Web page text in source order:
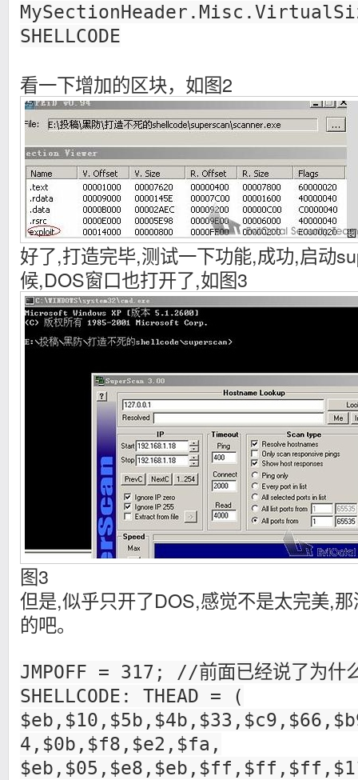
SHELLCODE
看一下增加的区块，如图2
好了,打造完毕,测试一下功能,成功,启动
候,DOS窗口也打开了,如图3
图3
但是,似乎只开了DOS,感觉不是太完美,
的吧。
JMPOFF = 317; //前面已经说了为什
SHELLCODE: THEAD = (
4,$0b,$f8,$e2,$fa,